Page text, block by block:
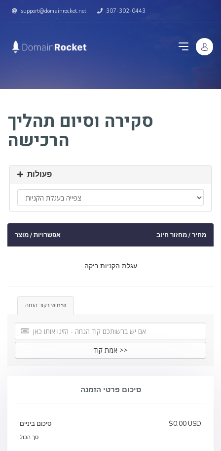
support@domainrocket.net 307-302-0443
סקירה וסיום תהליך
הרכישה
פעולות
אפשרויות / מוצר מחיר / מחזור חיוב
עגלת הקניות ריקה
שימוש בקוד הנחה
אמת קוד >>
סיכום פרטי הזמנה
סיכום ביניים $0.00 USD
סך הכול